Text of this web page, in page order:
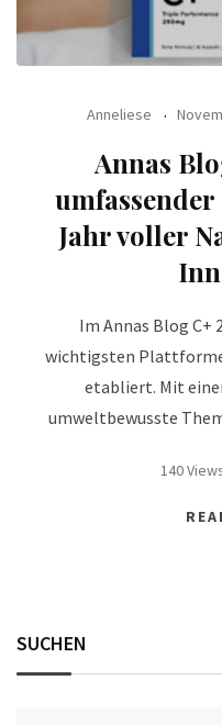
Anneliese
Annas
Jahr voller
Im Annas Blog C+
wichtigsten
etabliert. Mit
umweltbewusste
140
SUCHEN